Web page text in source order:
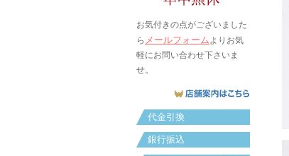
お気付きの点がございました
ら メールフォームよりお気
軽にお問い合わせ下さいま
せ。
代金引換
銀行振込